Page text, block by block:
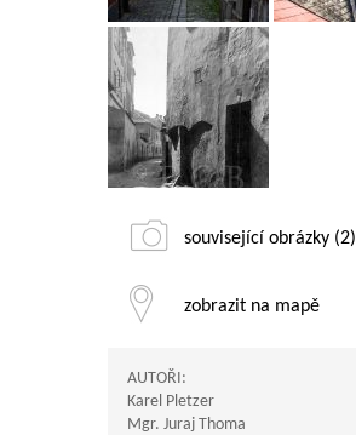
související obrázky (2)
zobrazit na mapě
AUTOŘI:
Karel Pletzer
Mgr. Juraj Thoma